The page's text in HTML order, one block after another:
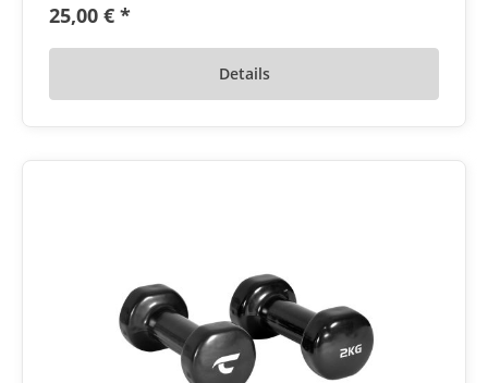
25,00 € *
Details